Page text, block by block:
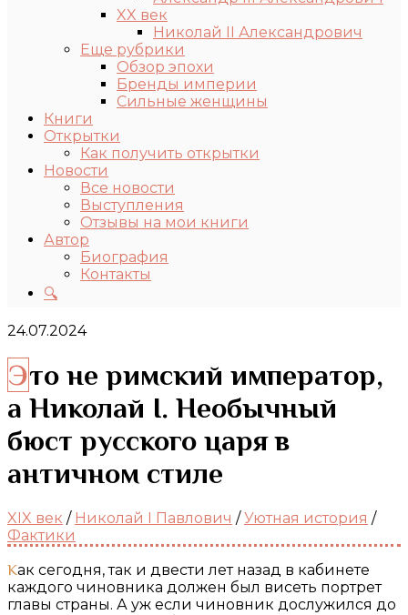
XX век
Николай II Александрович
Еще рубрики
Обзор эпохи
Бренды империи
Сильные женщины
Книги
Открытки
Как получить открытки
Новости
Все новости
Выступления
Отзывы на мои книги
Автор
Биография
Контакты
🔍
24.07.2024
Это не римский император,
а Николай I. Необычный
бюст русского царя в
античном стиле
XIX век / Николай I Павлович /Уютная история /
Фактики
Как сегодня, так и двести лет назад в кабинете
каждого чиновника должен был висеть портрет
главы страны. А уж если чиновник дослужился до